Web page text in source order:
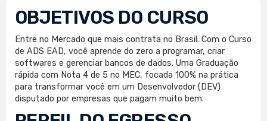
OBJETIVOS DO CURSO
Entre no Mercado que mais contrata no Brasil. Com o Curso
de ADS EAD, você aprende do zero a programar, criar
softwares e gerenciar bancos de dados. Uma Graduação
rápida com Nota 4 de 5 no MEC, focada 100% na prática
para transformar você em um Desenvolvedor (DEV)
disputado por empresas que pagam muito bem.